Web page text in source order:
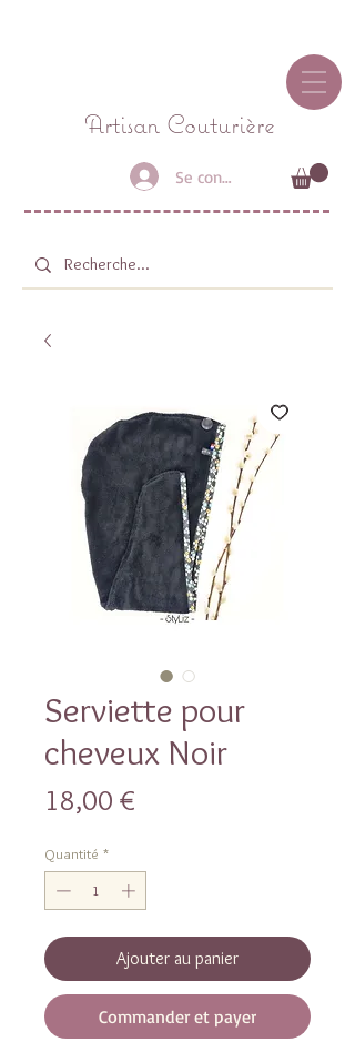
Artisan Couturière
Se connecter
Serviette pour
cheveux Noir
18,00 €
Quantité *
Ajouter au panier
Commander et payer